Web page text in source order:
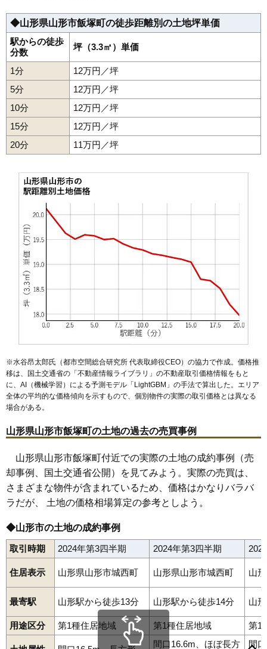
43 小白川町 25万円 1,677万円
44
45
46 美畑町
47 桜田東
48 あさひ町
49 薬師町
50 西田
52 上桜田
53 東青田
飯田西 25万円 1,547万円
55 吉原
56 25万円
57 大野目 25万円 1,469万円
58 1,682万円
59
五十鈴 24万円 1,664万円 19.5%
24万円
梅野木前 23万円 1,758万円 29.4%
64 成沢西 23万円 1,756万円 21.4%
65
67 島 23万円 1,719万円 31.1%
68 城北町 23万円 1,032万円 9.9%
69 肴町 23万円 1,247万円 10.7%
70 南館 23万円 1,502万円 20.5%
71 富の中 23万円 1,421万円
72 江南 23万円
73 白山 22万円 1,531万円 17.2%
74 嶋南 22万円 1,731万円 29.5%
75 平清水 22万円 1,721万円 26.2%
22万円
78 陣場 21万円 1,379万円 18.9%
79 瀬波 21万円 1,340万円 19.8%
◆山形県山形市飯塚町の徒歩距離別の土地坪単価
駅からの徒歩
分数
坪（3.3㎡）単価
1分
12万円／坪
5分
12万円／坪
10分
12万円／坪
15分
12万円／坪
20分
11万円／坪
※水谷昂太郎氏（都市空間総合研究所 代表取締役CEO）の協力で作成。価格推
移は、国土交通省の「不動産情報ライブラリ 」の不動産取引価格情報をもと
に、AI（機械学習）による予測モデル「LightGBM」の手法で算出した。エリア
全体の平均的な価格傾向を示すもので、個別物件の実際の取引価格とは異なる
場合がある。
山形県山形市飯塚町の土地の過去の売買事例
山形県山形市飯塚町付近での実際の土地の成約事例（売
却事例、国土交通省公開）を見てみよう。実際の売買は、
さまざまな物件が含まれているため、価格はかなりバラバ
ラだが、 土地の価格相場算定の参考としよう。
◆山形市の土地の成約事例
取引時期 2024年第3四半期 2024年第3四半期
住居表示 山形県山形市城西町 山形県山形市城西町 山
最寄駅 山形駅から徒歩13分 山形駅から徒歩14分 山
用途区分 第1種住居地域 第1種住居地域 第1
間口16.6m、ほぼ長方 間
相生町 青田 青田南青野青柳あかねケ丘あこや町旭が丘
あさひ町
荒楯町飯沢飯田飯田西 飯塚町五十鈴泉町五日町
今塚鋳物町岩波印役町内表内表東梅野木前漆山上町江俣
円応寺町
大手町大森小立落合町 表蔵王篭田 風間 柏倉春日町
香澄町
片谷地上椹沢上桜田上反田 上柳神尾北江俣北町
北山形木の実町清住町切畑久保田黒沢江南黄金小姓町
小白川町
寿町小荷駄町幸町 蔵王上野蔵王温泉蔵王成沢
蔵王半郷蔵王山田早乙女肴町桜田西桜田東桜田南志戸田島
下椹沢
下条町下東山 下宝沢十文字 城南町城北町城西町新開